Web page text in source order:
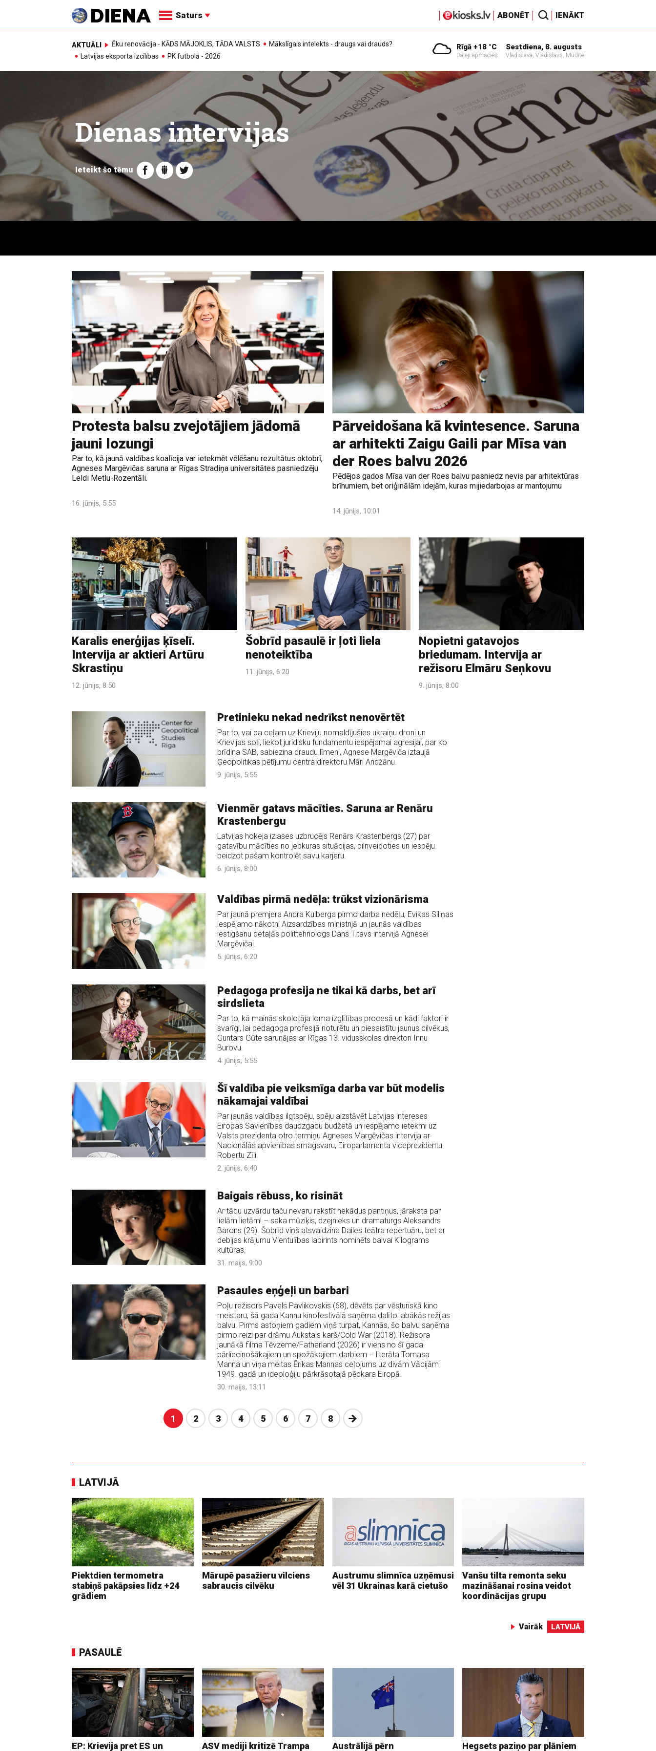
Saturs ABONĒT IENĀKT
AKTUĀLI Ēku renovācija - KĀDS MĀJOKLIS, TĀDA VALSTS
Mākslīgais intelekts - draugs vai drauds?
Latvijas eksporta izcilības
PK futbolā - 2026
Rīgā +18 °C
Daļēji apmācies
Sestdiena, 8. augusts
Vladislava, Vladislavs, Mudīte
Dienas intervijas
Ieteikt šo tēmu
Protesta balsu zvejotājiem jādomā
jauni lozungi
Par to, kā jaunā valdības koalīcija var ietekmēt vēlēšanu rezultātus oktobrī,
Agneses Margēvičas saruna ar Rīgas Stradiņa universitātes pasniedzēju
Leldi Metlu-Rozentāli.
16. jūnijs, 5:55
Pārveidošana kā kvintesence. Saruna
ar arhitekti Zaigu Gaili par Mīsa van
der Roes balvu 2026
Pēdējos gados Mīsa van der Roes balvu pasniedz nevis par arhitektūras
brīnumiem, bet oriģinālām idejām, kuras mijiedarbojas ar mantojumu
14. jūnijs, 10:01
Karalis enerģijas ķīselī.
Intervija ar aktieri Artūru
Skrastiņu
12. jūnijs, 8:50
Šobrīd pasaulē ir ļoti liela
nenoteiktība
11. jūnijs, 6:20
Nopietni gatavojos
briedumam. Intervija ar
režisoru Elmāru Seņkovu
9. jūnijs, 8:00
Pretinieku nekad nedrīkst nenovērtēt
Par to, vai pa ceļam uz Krieviju nomaldījušies ukraiņu droni un
Krievijas soļi, liekot juridisku fundamentu iespējamai agresijai, par ko
brīdina SAB, sabiezina draudu līmeni, Agnese Margēviča iztaujā
Ģeopolitikas pētījumu centra direktoru Māri Andžānu.
9. jūnijs, 5:55
Vienmēr gatavs mācīties. Saruna ar Renāru
Krastenbergu
Latvijas hokeja izlases uzbrucējs Renārs Krastenbergs (27) par
gatavību mācīties no jebkuras situācijas, pilnveidoties un iespēju
beidzot pašam kontrolēt savu karjeru.
6. jūnijs, 8:00
Valdības pirmā nedēļa: trūkst vizionārisma
Par jaunā premjera Andra Kulberga pirmo darba nedēļu, Evikas Siliņas
iespējamo nākotni Aizsardzības ministrijā un jaunās valdības
iestigšanu detaļās polittehnologs Dans Titavs intervijā Agnesei
Margēvičai.
5. jūnijs, 6:20
Pedagoga profesija ne tikai kā darbs, bet arī
sirdslieta
Par to, kā mainās skolotāja loma izglītības procesā un kādi faktori ir
svarīgi, lai pedagoga profesijā noturētu un piesaistītu jaunus cilvēkus,
Guntars Gūte sarunājas ar Rīgas 13. vidusskolas direktori Innu
Burovu.
4. jūnijs, 5:55
Šī valdība pie veiksmīga darba var būt modelis
nākamajai valdībai
Par jaunās valdības ilgtspēju, spēju aizstāvēt Latvijas intereses
Eiropas Savienības daudzgadu budžetā un iespējamo ietekmi uz
Valsts prezidenta otro termiņu Agneses Margēvičas intervija ar
Nacionālās apvienības smagsvaru, Eiroparlamenta viceprezidentu
Robertu Zīli
2. jūnijs, 6:40
Baigais rēbuss, ko risināt
Ar tādu uzvārdu taču nevaru rakstīt nekādus pantiņus, jāraksta par
lielām lietām! – saka mūziķis, dzejnieks un dramaturgs Aleksandrs
Barons (29). Šobrīd viņš atsvaidzina Dailes teātra repertuāru, bet ar
debijas krājumu Vientulības labirints nominēts balvai Kilograms
kultūras.
31. maijs, 9:00
Pasaules eņģeļi un barbari
Poļu režisors Pavels Pavlikovskis (68), dēvēts par vēsturiskā kino
meistaru, šā gada Kannu kinofestivālā saņēma dalīto labākās režijas
balvu. Pirms astoņiem gadiem viņš turpat, Kannās, šo balvu saņēma
pirmo reizi par drāmu Aukstais karš/Cold War (2018). Režisora
jaunākā filma Tēvzeme/Fatherland (2026) ir viens no šī gada
pārliecinošākajiem un spožākajiem darbiem – literāta Tomasa
Manna un viņa meitas Ērikas Mannas ceļojums uz divām Vācijām
1949. gadā un ideoloģiju pārkrāsotajā pēckara Eiropā.
30. maijs, 13:11
1 2 3 4 5 6 7 8 Nākošā
LATVIJĀ
Piektdien termometra
stabiņš pakāpsies līdz +24
grādiem
Mārupē pasažieru vilciens
sabraucis cilvēku
Austrumu slimnīca uzņēmusi
vēl 31 Ukrainas karā cietušo
Vanšu tilta remonta seku
mazināšanai rosina veidot
koordinācijas grupu
Vairāk LATVIJĀ
PASAULĒ
EP: Krievija pret ES un
ASV mediji kritizē Trampa
Austrālijā pērn
Hegsets paziņo par plāniem